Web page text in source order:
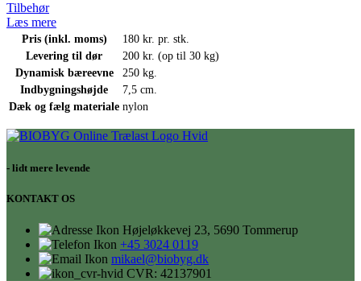
Tilbehør
Læs mere
Pris (inkl. moms)
180 kr. pr. stk.
Levering til dør
200 kr. (op til 30 kg)
Dynamisk bæreevne
250 kg.
Indbygningshøjde
7,5 cm.
Dæk og fælg materiale nylon
- lidt mere levende
KONTAKT OS
Højeløkkevej 23, 5690 Tommerup
+45 3024 0119
mikael@biobyg.dk
CVR: 42137901